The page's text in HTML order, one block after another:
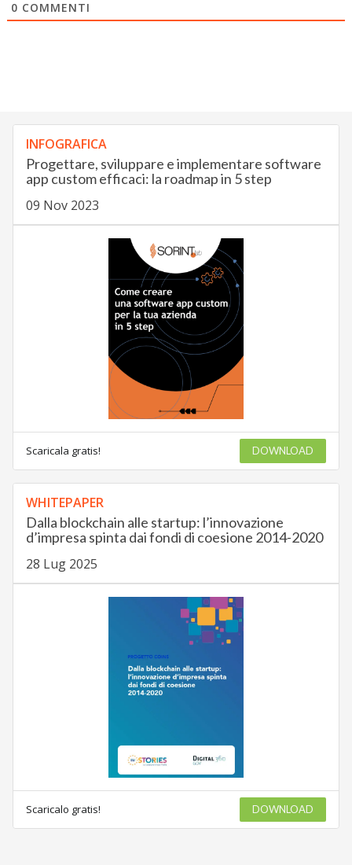
0 COMMENTI
INFOGRAFICA
Progettare, sviluppare e implementare software
app custom efficaci: la roadmap in 5 step
09 Nov 2023
Scaricala gratis! DOWNLOAD
WHITEPAPER
Dalla blockchain alle startup: l’innovazione
d’impresa spinta dai fondi di coesione 2014-2020
28 Lug 2025
Scaricalo gratis! DOWNLOAD